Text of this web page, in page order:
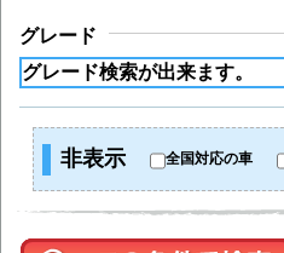
グレード
非表示 全国対応の車